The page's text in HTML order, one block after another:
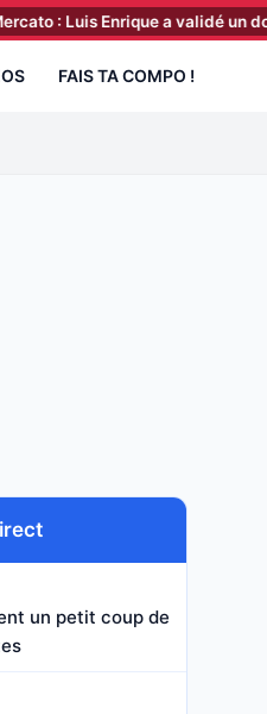
Enrique a validé un dossier hors
FAIS TA COMPO !
un petit coup de